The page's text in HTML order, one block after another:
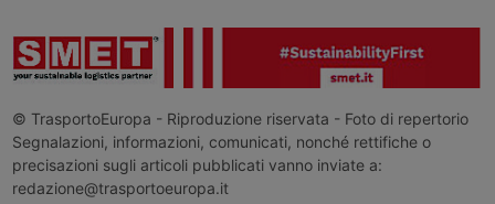
© TrasportoEuropa - Riproduzione riservata - Foto di repertorio
Segnalazioni, informazioni, comunicati, nonché rettifiche o
precisazioni sugli articoli pubblicati vanno inviate a:
redazione@trasportoeuropa.it